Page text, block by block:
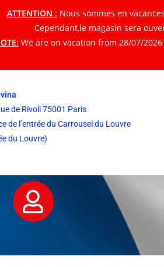
ATTENTION : Nous sommes en
Cependant,le magasin sera
: We are on vacation from 28/07/
de Rivoli 75001 Paris
de l’entrée du Carrousel du Louvre
du Louvre)